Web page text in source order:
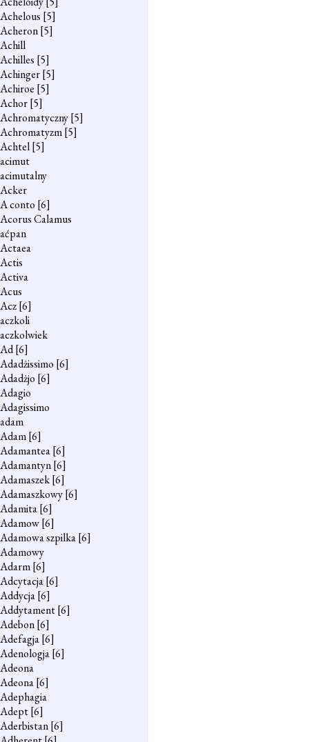
Achelous [5]
Acheron[5]
Achill
Achilles [5]
Achinger[5]
Achiroe [5]
Achor[5]
Achromatyczny[5]
Achromatyzm[5]
Achtel[5]
acimut
acimutalny
Acker
A conto [6]
Acorus Calamus
aćpan
Actaea
Actis
Activa
Acus
Acz[6]
aczkoli
aczkolwiek
Ad[6]
Adadżissimo [6]
Adadżjo [6]
Adagio
Adagissimo
adam
Adam[6]
Adamantea[6]
Adamantyn[6]
Adamaszek[6]
Adamaszkowy[6]
Adamita[6]
Adamow[6]
Adamowa szpilka[6]
Adamowy
Adarm[6]
Adcytacja[6]
Addycja[6]
Addytament[6]
Adebon[6]
Adefagja[6]
Adenologja[6]
Adeona
Adeona[6]
Adephagia
Adept[6]
Aderbistan[6]